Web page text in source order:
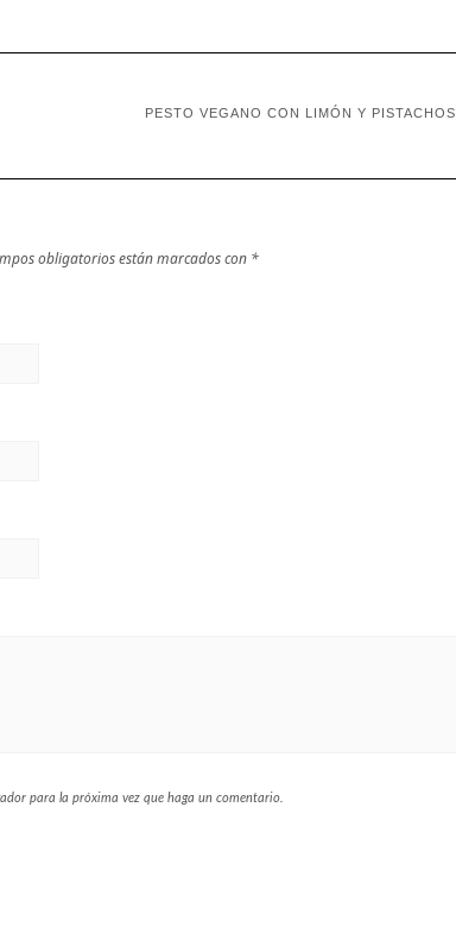
PESTO VEGANO CON LIMÓN Y PISTACHOS
obligatorios están marcados con *
para la próxima vez que haga un comentario.